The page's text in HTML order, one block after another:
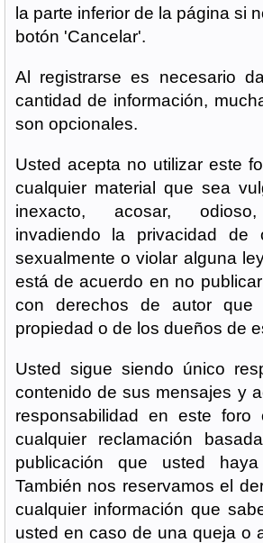
la parte inferior de la página si
botón 'Cancelar'.
Al registrarse es necesario
cantidad de información,
son opcionales.
Usted acepta no utilizar este
cualquier material que sea
inexacto, acosar, odioso,
invadiendo la privacidad de
sexualmente o violar alguna
está de acuerdo en no
con derechos de autor
propiedad o de los dueños de
Usted sigue siendo único
contenido de sus mensajes y
responsabilidad en este foro
cualquier reclamación
publicación que usted
También nos reservamos el
cualquier información que
usted en caso de una queja o